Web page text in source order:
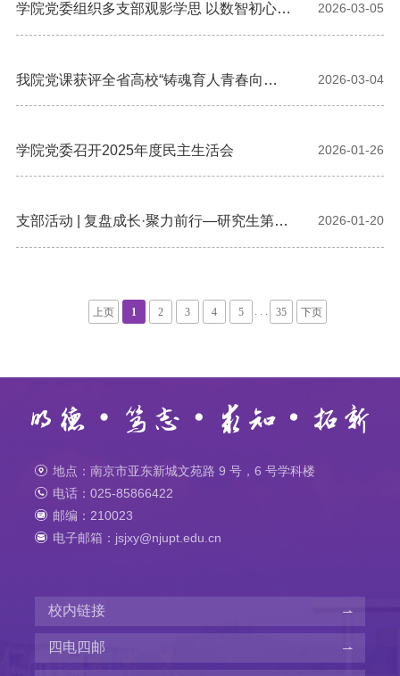
学院党委组织多支部观影学思 以数智初心护
国家安全
2026-03-05
我院党课获评全省高校“铸魂育人青春向
党”精品党课
2026-03-04
学院党委召开2025年度民主生活会 2026-01-26
支部活动 | 复盘成长·聚力前行—研究生第二
党支部期末座谈会顺利召开
2026-01-20
上页 1 2 3 4 5 . . . 35 下页
地点：南京市亚东新城文苑路 9 号，6 号学科楼
电话：025-85866422
邮编：210023
电子邮箱：jsjxy@njupt.edu.cn
校内链接
四电四邮